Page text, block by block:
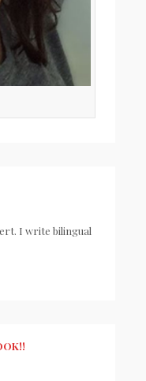
I write bilingual